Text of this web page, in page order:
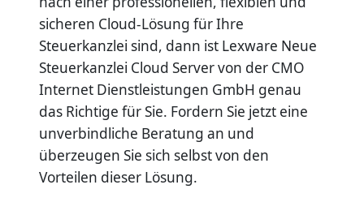
sicheren Cloud-Lösung für Ihre
Steuerkanzlei sind, dann ist Lexware Neue
Steuerkanzlei Cloud Server von der CMO
Internet Dienstleistungen GmbH genau
das Richtige für Sie. Fordern Sie jetzt eine
unverbindliche Beratung an und
überzeugen Sie sich selbst von den
Vorteilen dieser Lösung.